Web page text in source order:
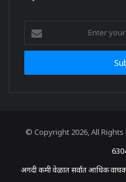
your
Email
© Copyright 2026, All
अगदी कमी वेळात सर्वात आधिक